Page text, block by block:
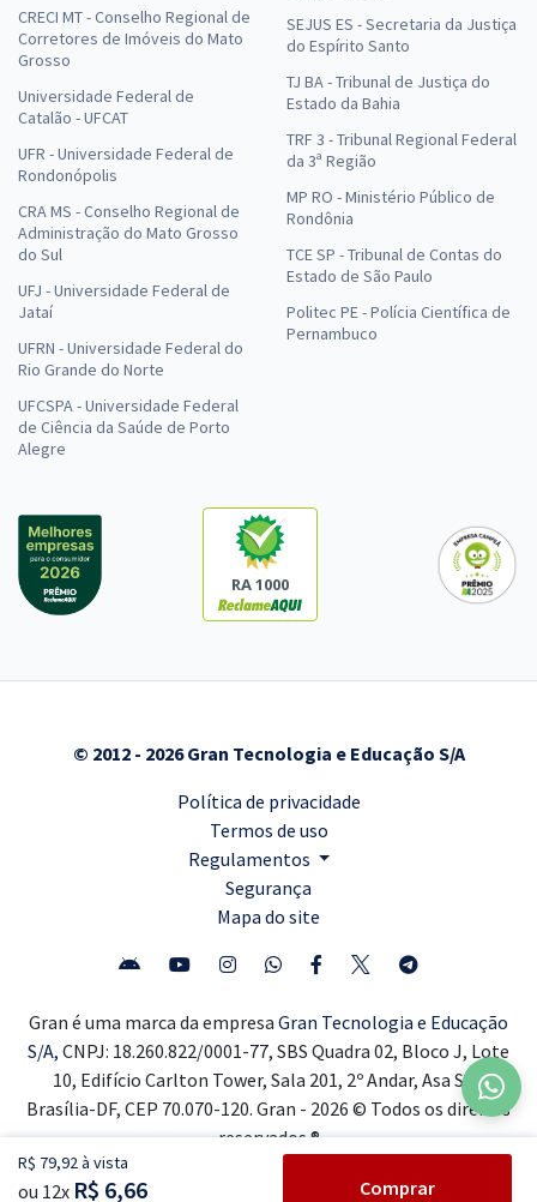
R$ 79,92 à vista
ou 12x R$ 6,66 Comprar
CRECI MT - Conselho Regional de
Corretores de Imóveis do Mato
Grosso
Universidade Federal de
Catalão - UFCAT
UFR - Universidade Federal de
Rondonópolis
CRA MS - Conselho Regional de
Administração do Mato Grosso
do Sul
UFJ - Universidade Federal de
Jataí
UFRN - Universidade Federal do
Rio Grande do Norte
UFCSPA - Universidade Federal
de Ciência da Saúde de Porto
Alegre
SEJUS ES - Secretaria da Justiça
do Espírito Santo
TJ BA - Tribunal de Justiça do
Estado da Bahia
TRF 3 - Tribunal Regional Federal
da 3ª Região
MP RO - Ministério Público de
Rondônia
TCE SP - Tribunal de Contas do
Estado de São Paulo
Politec PE - Polícia Científica de
Pernambuco
RA 1000
© 2012 - 2026 Gran Tecnologia e Educação S/A
Política de privacidade
Termos de uso
Regulamentos
Segurança
Mapa do site
Gran é uma marca da empresa Gran Tecnologia e Educação
S/A, CNPJ: 18.260.822/0001-77, SBS Quadra 02, Bloco J, Lote
10, Edifício Carlton Tower, Sala 201, 2º Andar, Asa Sul,
Brasília-DF, CEP 70.070-120. Gran - 2026 © Todos os direitos
reservados ®